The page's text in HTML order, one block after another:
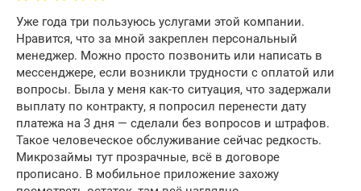
Уже года три пользуюсь услугами этой компании.
Нравится, что за мной закреплен персональный
менеджер. Можно просто позвонить или написать в
мессенджере, если возникли трудности с оплатой или
вопросы. Была у меня как-то ситуация, что задержали
выплату по контракту, я попросил перенести дату
платежа на 3 дня — сделали без вопросов и штрафов.
Такое человеческое обслуживание сейчас редкость.
Микрозаймы тут прозрачные, всё в договоре
прописано. В мобильное приложение захожу